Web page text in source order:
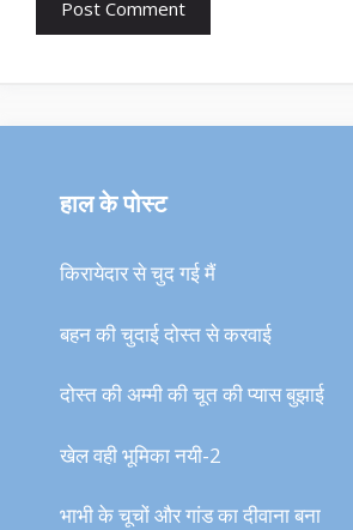
हाल के पोस्ट
किरायेदार से चुद गई मैं
बहन की चुदाई दोस्त से करवाई
दोस्त की अम्मी की चूत की प्यास बुझाई
खेल वही भूमिका नयी-2
भाभी के चूचों और गांड का दीवाना बना